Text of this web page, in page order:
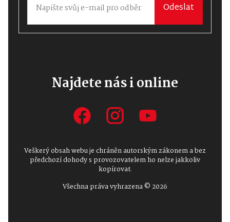
Odeslat
Najdete nás i online
Veškerý obsah webu je chráněn autorským zákonem a bez
předchozí dohody s provozovatelem ho nelze jakkoliv
kopírovat.
Všechna práva vyhrazena © 2026